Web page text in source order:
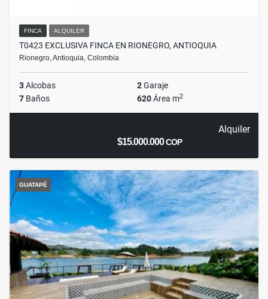
FINCA ALQUILER
T0423 EXCLUSIVA FINCA EN RIONEGRO, ANTIOQUIA
Rionegro, Antioquia, Colombia
3Alcobas 2Garaje
7 Baños 620Área m2
Alquiler
$15.000.000COP
GUATAPÉ